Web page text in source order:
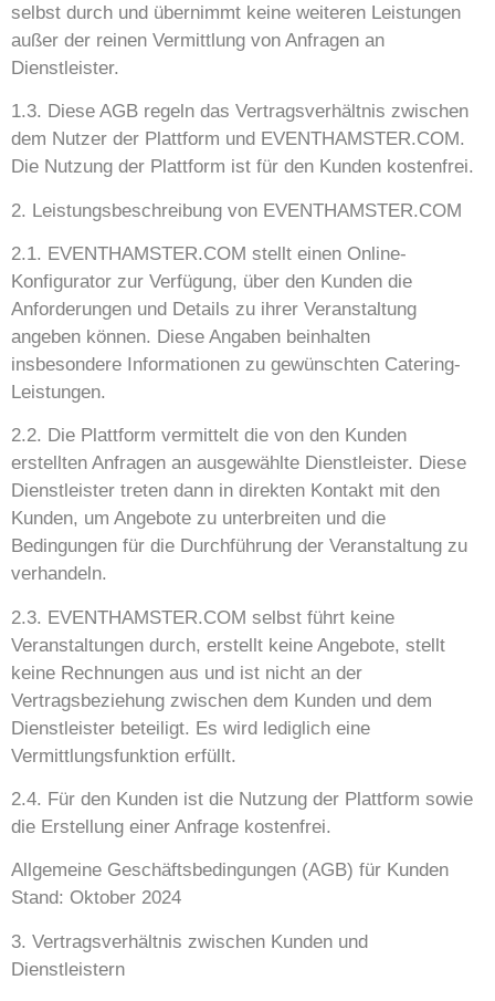
selbst durch und übernimmt keine weiteren Leistungen
außer der reinen Vermittlung von Anfragen an
Dienstleister.
1.3. Diese AGB regeln das Vertragsverhältnis zwischen
dem Nutzer der Plattform und EVENTHAMSTER.COM.
Die Nutzung der Plattform ist für den Kunden kostenfrei.
2. Leistungsbeschreibung von EVENTHAMSTER.COM
2.1. EVENTHAMSTER.COM stellt einen Online-
Konfigurator zur Verfügung, über den Kunden die
Anforderungen und Details zu ihrer Veranstaltung
angeben können. Diese Angaben beinhalten
insbesondere Informationen zu gewünschten Catering-
Leistungen.
2.2. Die Plattform vermittelt die von den Kunden
erstellten Anfragen an ausgewählte Dienstleister. Diese
Dienstleister treten dann in direkten Kontakt mit den
Kunden, um Angebote zu unterbreiten und die
Bedingungen für die Durchführung der Veranstaltung zu
verhandeln.
2.3. EVENTHAMSTER.COM selbst führt keine
Veranstaltungen durch, erstellt keine Angebote, stellt
keine Rechnungen aus und ist nicht an der
Vertragsbeziehung zwischen dem Kunden und dem
Dienstleister beteiligt. Es wird lediglich eine
Vermittlungsfunktion erfüllt.
2.4. Für den Kunden ist die Nutzung der Plattform sowie
die Erstellung einer Anfrage kostenfrei.
Allgemeine Geschäftsbedingungen (AGB) für Kunden
Stand: Oktober 2024
3. Vertragsverhältnis zwischen Kunden und
Dienstleistern